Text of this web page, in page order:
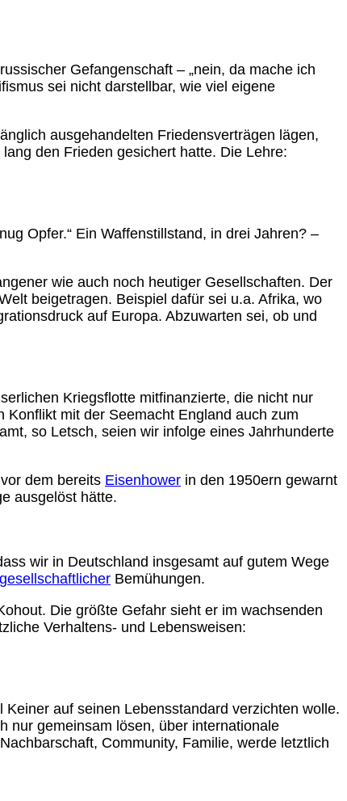
Gefangenschaft – „nein, da mache ich
sei nicht darstellbar, wie viel eigene
ausgehandelten Friedensverträgen lägen,
lang den Frieden gesichert hatte. Die Lehre:
Opfer.“ Ein Waffenstillstand, in drei Jahren? –
wie auch noch heutiger Gesellschaften. Der
beigetragen. Beispiel dafür sei u.a. Afrika, wo
auf Europa. Abzuwarten sei, ob und
Kriegsflotte mitfinanzierte, die nicht nur
mit der Seemacht England auch zum
so Letsch, seien wir infolge eines Jahrhunderte
dem bereits Eisenhower in den 1950ern gewarnt
ausgelöst hätte.
wir in Deutschland insgesamt auf gutem Wege
Bemühungen.
Die größte Gefahr sieht er im wachsenden
Verhaltens- und Lebensweisen:
auf seinen Lebensstandard verzichten wolle.
nur gemeinsam lösen, über internationale
Community, Familie, werde letztlich